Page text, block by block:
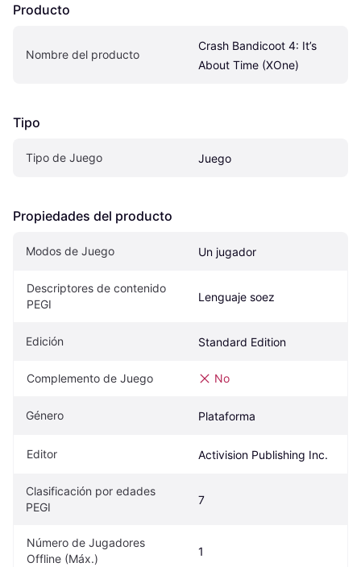
Producto
Nombre del producto
Crash Bandicoot 4: It’s
About Time (XOne)
Tipo
Tipo de Juego Juego
Propiedades del producto
Modos de Juego Un jugador
Descriptores de contenido
PEGI
Lenguaje soez
Edición Standard Edition
Complemento de Juego No
Género Plataforma
Editor Activision Publishing Inc.
Clasificación por edades
PEGI
7
Número de Jugadores
Offline (Máx.)
1